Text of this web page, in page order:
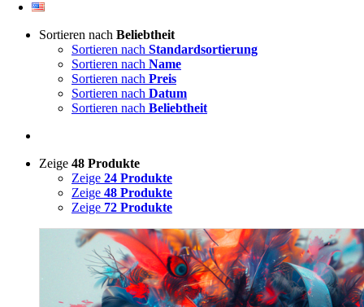
Sortieren nach Beliebtheit
Sortieren nach Standardsortierung
Sortieren nach Name
Sortieren nach Preis
Sortieren nach Datum
Sortieren nach Beliebtheit
Zeige 48 Produkte
Zeige 24 Produkte
Zeige 48 Produkte
Zeige 72 Produkte